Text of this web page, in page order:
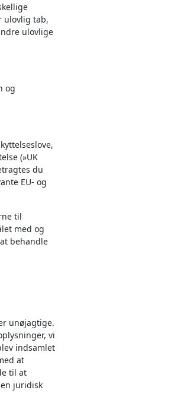
ulovlig tab,
ulovlige
og
(»UK
du
EU- og
til
med og
behandle
unøjagtige.
vi
indsamlet
at
til at
juridisk